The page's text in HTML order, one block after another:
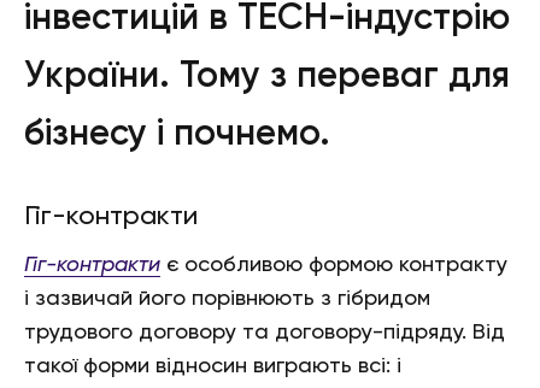
інвестицій в TECH-індустрію
України. Тому з переваг для
бізнесу і почнемо.
Гіг-контракти
Гіг-контракти є особливою формою контракту
і зазвичай його порівнюють з гібридом
трудового договору та договору-підряду. Від
такої форми відносин виграють всі: і